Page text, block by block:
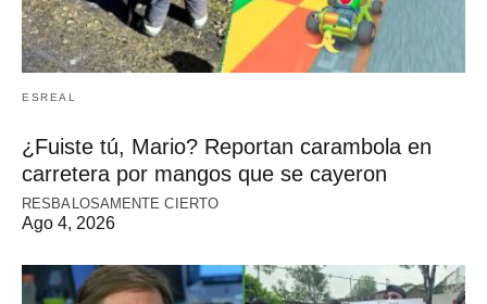
ESREAL
¿Fuiste tú, Mario? Reportan carambola en
carretera por mangos que se cayeron
RESBALOSAMENTE CIERTO
Ago 4, 2026